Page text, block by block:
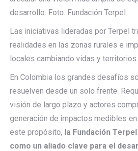
desarrollo. Foto: Fundación Terpel
Las iniciativas lideradas por Terpel
realidades en las zonas rurales e
locales cambiando vidas y territorios.
En Colombia los grandes desafíos
resuelven desde un solo frente.
visión de largo plazo y actores
generación de impactos medibles
este propósito, la Fundación
como un aliado clave para el